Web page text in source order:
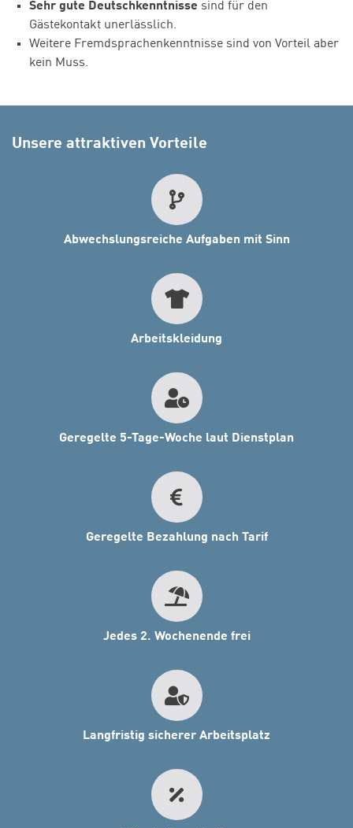
Sehr gute Deutschkenntnisse sind für den
Gästekontakt unerlässlich.
Weitere Fremdsprachenkenntnisse sind von Vorteil aber
kein Muss.
Unsere attraktiven Vorteile
Abwechslungsreiche Aufgaben mit Sinn
Arbeitskleidung
Geregelte 5-Tage-Woche laut Dienstplan
Geregelte Bezahlung nach Tarif
Jedes 2. Wochenende frei
Langfristig sicherer Arbeitsplatz